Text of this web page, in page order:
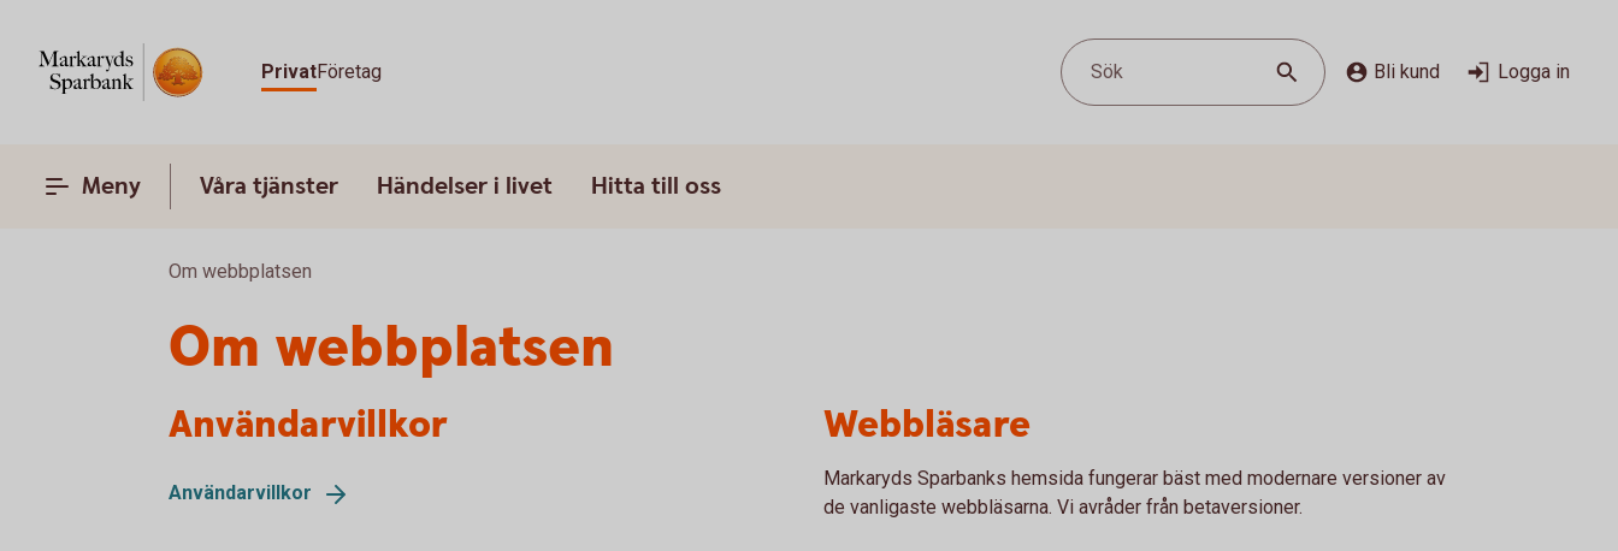
PrivatFöretag Sök Bli kund Logga in
Meny Våra tjänster Händelser i livet Hitta till oss
Om webbplatsen
Om webbplatsen
Användarvillkor
Användarvillkor
Webbläsare
Markaryds Sparbanks hemsida fungerar bäst med modernare versioner av
de vanligaste webbläsarna. Vi avråder från betaversioner.